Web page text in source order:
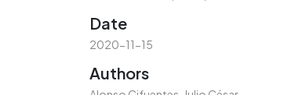
Date
2020-11-15
Authors